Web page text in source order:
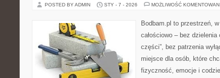
POSTED BY ADMIN STY - 7 - 2026 MOŻLIWOŚĆ
Bodbam.pl to przestrzeń,
całościowo – bez dzielenia
części”, bez patrzenia
miejsce dla osób, które
fizyczność, emocje i